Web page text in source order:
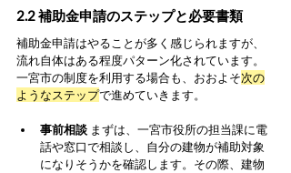
2.2 補助金申請のステップと必要書類
補助金申請はやることが多く感じられますが、
流れ自体はある程度パターン化されています。
一宮市の制度を利用する場合も、おおよそ次の
ようなステップで進めていきます。
事前相談 まずは、一宮市役所の担当課に電
話や窓口で相談し、自分の建物が補助対象
になりそうかを確認します。その際、建物